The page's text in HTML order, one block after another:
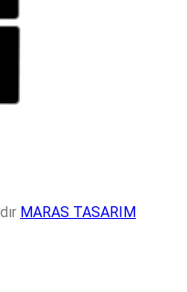
MARAS TASARIM